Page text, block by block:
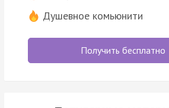
Душевное комьюнити
Получить бесплатно